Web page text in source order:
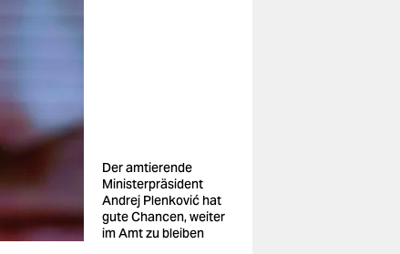
Der amtierende
Ministerpräsident
Andrej Plenković hat
gute Chancen, weiter
im Amt zu bleiben